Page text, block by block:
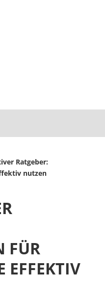
Ratgeber:
nutzen
FÜR
EFFEKTIV